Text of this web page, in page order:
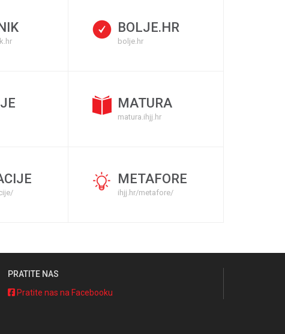
BOLJE.HR
bolje.hr
MATURA
matura.ihjj.hr
METAFORE
ihjj.hr/metafore/
PRATITE NAS
Pratite nas na Facebooku